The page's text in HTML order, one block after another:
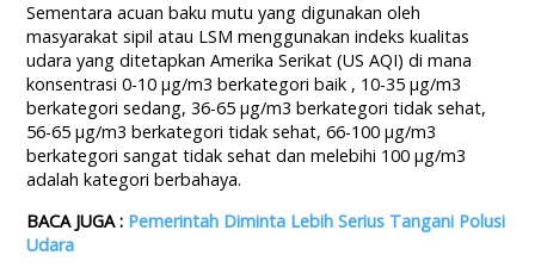
Sementara acuan baku mutu yang digunakan oleh
masyarakat sipil atau LSM menggunakan indeks kualitas
udara yang ditetapkan Amerika Serikat (US AQI) di mana
konsentrasi 0-10 µg/m3 berkategori baik , 10-35 µg/m3
berkategori sedang, 36-65 µg/m3 berkategori tidak sehat,
56-65 µg/m3 berkategori tidak sehat, 66-100 µg/m3
berkategori sangat tidak sehat dan melebihi 100 µg/m3
adalah kategori berbahaya.
BACA JUGA : Pemerintah Diminta Lebih Serius Tangani Polusi
Udara